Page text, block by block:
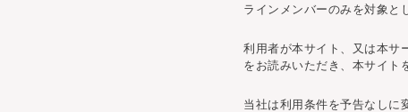
ラインメンバーのみを対象と
利用者が本サイト、又は本サ
をお読みいただき、本サイト
当社は利用条件を予告なしに